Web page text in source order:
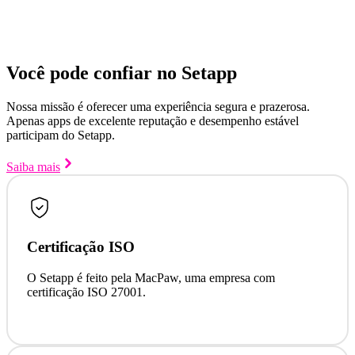
Você pode confiar no Setapp
Nossa missão é oferecer uma experiência segura e prazerosa.
Apenas apps de excelente reputação e desempenho estável
participam do Setapp.
Saiba mais
Certificação ISO
O Setapp é feito pela MacPaw, uma empresa com
certificação ISO 27001.